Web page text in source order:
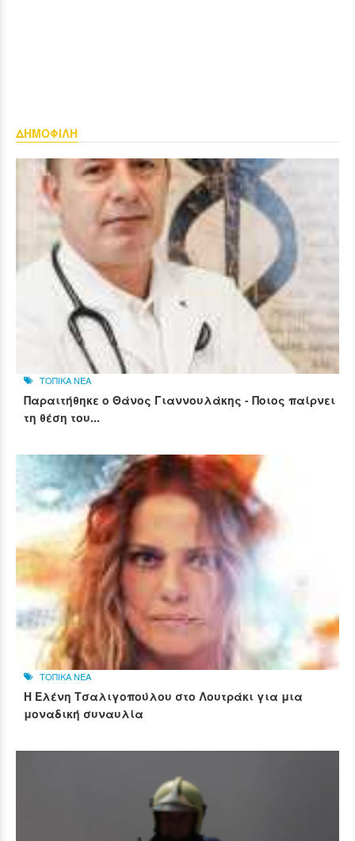
ΔΗΜΟΦΙΛΗ
ΤΟΠΙΚΑ ΝΕΑ
Παραιτήθηκε ο Θάνος Γιαννουλάκης - Ποιος παίρνει
τη θέση του...
ΤΟΠΙΚΑ ΝΕΑ
Η Ελένη Τσαλιγοπούλου στο Λουτράκι για μια
μοναδική συναυλία